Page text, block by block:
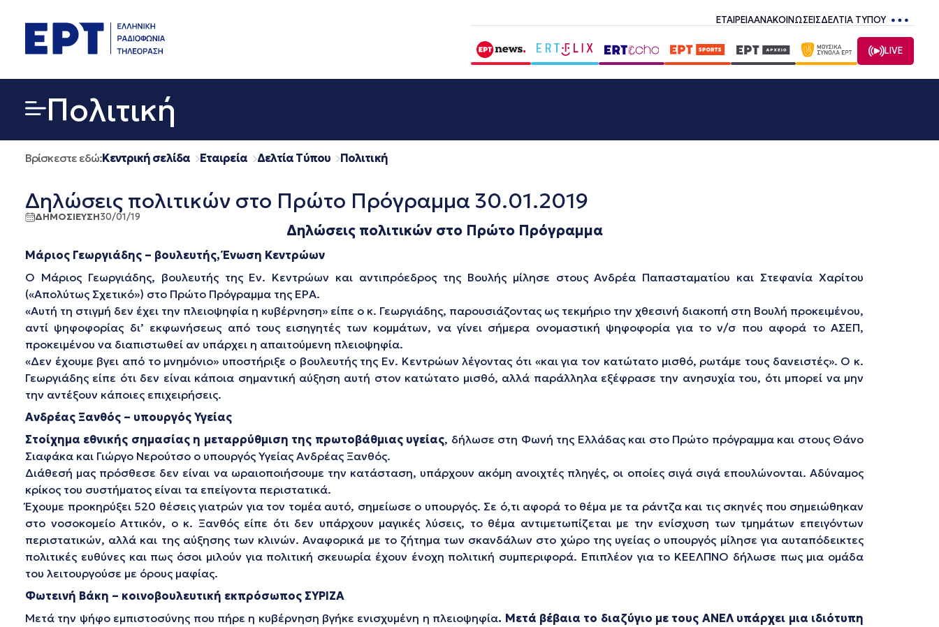
περιεχόμενο
ΕΤΑΙΡΕΙΑΑΝΑΚΟΙΝΩΣΕΙΣΔΕΛΤΙΑ ΤΥΠΟΥ
LIVE
Πολιτική
Βρίσκεστε εδώ:Κεντρική σελίδα Εταιρεία Δελτία Τύπου Πολιτική
Δηλώσεις πολιτικών στο Πρώτο Πρόγραμμα 30.01.2019
ΔΗΜΟΣΙΕΥΣΗ30/01/19
Δηλώσεις πολιτικών στο Πρώτο Πρόγραμμα
Μάριος Γεωργιάδης – βουλευτής, Ένωση Κεντρώων
Ο Μάριος Γεωργιάδης, βουλευτής της Εν. Κεντρώων και αντιπρόεδρος της Βουλής μίλησε στους Ανδρέα Παπασταματίου και Στεφανία Χαρίτου
(«Απολύτως Σχετικό») στο Πρώτο Πρόγραμμα της ΕΡΑ.
«Αυτή τη στιγμή δεν έχει την πλειοψηφία η κυβέρνηση» είπε ο κ. Γεωργιάδης, παρουσιάζοντας ως τεκμήριο την χθεσινή διακοπή στη Βουλή προκειμένου,
αντί ψηφοφορίας δι’ εκφωνήσεως από τους εισηγητές των κομμάτων, να γίνει σήμερα ονομαστική ψηφοφορία για το ν/σ που αφορά το ΑΣΕΠ,
προκειμένου να διαπιστωθεί αν υπάρχει η απαιτούμενη πλειοψηφία.
«Δεν έχουμε βγει από το μνημόνιο» υποστήριξε ο βουλευτής της Εν. Κεντρώων λέγοντας ότι «και για τον κατώτατο μισθό, ρωτάμε τους δανειστές». Ο κ.
Γεωργιάδης είπε ότι δεν είναι κάποια σημαντική αύξηση αυτή στον κατώτατο μισθό, αλλά παράλληλα εξέφρασε την ανησυχία του, ότι μπορεί να μην
την αντέξουν κάποιες επιχειρήσεις.
Ανδρέας Ξανθός – υπουργός Υγείας
Στοίχημα εθνικής σημασίας η μεταρρύθμιση της πρωτοβάθμιας υγείας, δήλωσε στη Φωνή της Ελλάδας και στο Πρώτο πρόγραμμα και στους Θάνο
Σιαφάκα και Γιώργο Νερούτσο ο υπουργός Υγείας Ανδρέας Ξανθός.
Διάθεσή μας πρόσθεσε δεν είναι να ωραιοποιήσουμε την κατάσταση, υπάρχουν ακόμη ανοιχτές πληγές, οι οποίες σιγά σιγά επουλώνονται. Αδύναμος
κρίκος του συστήματος είναι τα επείγοντα περιστατικά.
Έχουμε προκηρύξει 520 θέσεις γιατρών για τον τομέα αυτό, σημείωσε ο υπουργός. Σε ό,τι αφορά το θέμα με τα ράντζα και τις σκηνές που σημειώθηκαν
στο νοσοκομείο Αττικόν, ο κ. Ξανθός είπε ότι δεν υπάρχουν μαγικές λύσεις, το θέμα αντιμετωπίζεται με την ενίσχυση των τμημάτων επειγόντων
περιστατικών, αλλά και της αύξησης των κλινών. Αναφορικά με το ζήτημα των σκανδάλων στο χώρο της υγείας ο υπουργός μίλησε για αυταπόδεικτες
πολιτικές ευθύνες και πως όσοι μιλούν για πολιτική σκευωρία έχουν ένοχη πολιτική συμπεριφορά. Επιπλέον για το ΚΕΕΛΠΝΟ δήλωσε πως μια ομάδα
του λειτουργούσε με όρους μαφίας.
Φωτεινή Βάκη – κοινοβουλευτική εκπρόσωπος ΣΥΡΙΖΑ
Μετά την ψήφο εμπιστοσύνης που πήρε η κυβέρνηση βγήκε ενισχυμένη η πλειοψηφία. Μετά βέβαια το διαζύγιο με τους ΑΝΕΛ υπάρχει μια ιδιότυπη